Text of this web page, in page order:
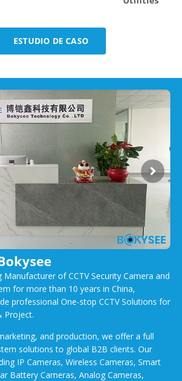
ESTUDIO DE CASO
Manufacturer of CCTV Security Camera and
for more than 10 years in China,
professional One-stop CCTV Solutions for
Project.
and production, we offer a full
solutions to global B2B clients. Our
IP Cameras, Wireless Cameras, Smart
Battery Cameras, Analog Cameras,